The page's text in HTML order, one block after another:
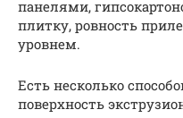
панелями,
плитку, ровность
уровнем.
Есть несколько
поверхность